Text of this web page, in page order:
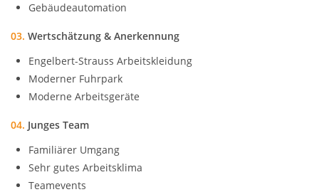
Gebäudeautomation
03. Wertschätzung & Anerkennung
Engelbert-Strauss Arbeitskleidung
Moderner Fuhrpark
Moderne Arbeitsgeräte
04. Junges Team
Familiärer Umgang
Sehr gutes Arbeitsklima
Teamevents